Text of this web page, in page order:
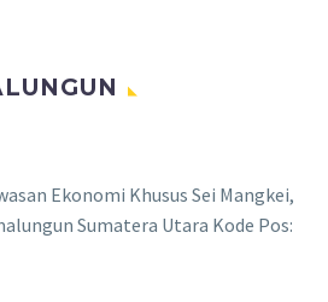
Ekonomi Khusus Sei Mangkei,
Sumatera Utara Kode Pos: